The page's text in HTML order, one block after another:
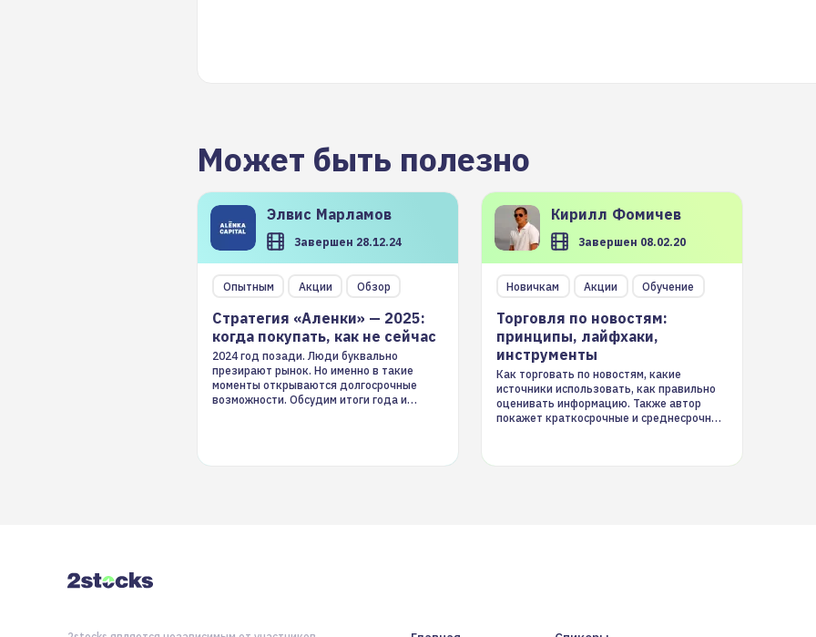
Может быть полезно
Элвис Марламов
Завершен 28.12.24
Опытным Акции Обзор
Стратегия «Аленки» — 2025:
когда покупать, как не сейчас
2024 год позади. Люди буквально
презирают рынок. Но именно в такие
моменты открываются долгосрочные
возможности. Обсудим итоги года и
Кирилл Фомичев
Завершен 08.02.20
Новичкам Акции Обучение
Торговля по новостям:
принципы, лайфхаки,
инструменты
Как торговать по новостям, какие
источники использовать, как правильно
оценивать информацию. Также автор
покажет краткосрочные и среднесрочные